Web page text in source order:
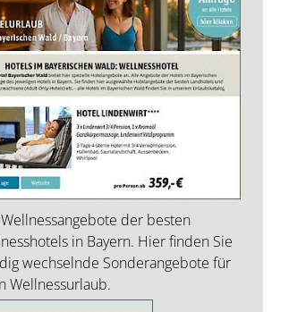
der besten
in Bayern. Hier finden Sie
wechselnde Sonderangebote für
Wellnessurlaub.